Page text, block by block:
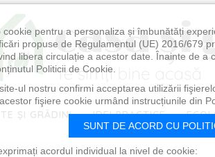
ȘI GRĂDINI IDEI PRACTICE
cookie pentru a personaliza și îmbunătăți
propuse de Regulamentul (UE) 2016/679
libera circulație a acestor date. Înainte de
Politicii de Cookie.
ul nostru confirmi acceptarea utilizării
fişiere cookie urmând instrucțiunile din
SUNT DE ACORD CU
acordul individual la nivel de cookie: